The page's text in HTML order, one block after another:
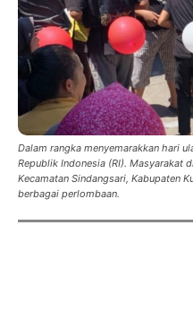
Dalam rangka menyemarakkan hari
Republik Indonesia (RI). Masyarakat
Kecamatan Sindangsari, Kabupaten
berbagai perlombaan.